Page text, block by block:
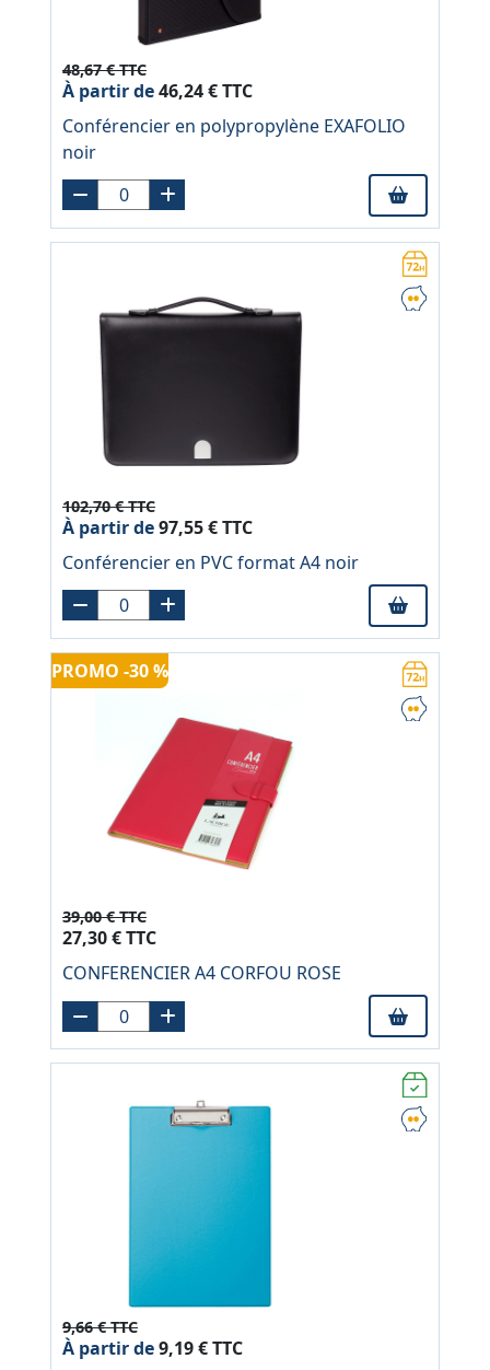
48,67 € TTC
À partir de46,24 € TTC
Conférencier en polypropylène EXAFOLIO
noir
102,70 € TTC
À partir de97,55 € TTC
Conférencier en PVC format A4 noir
PROMO -30 %
39,00 € TTC
27,30 € TTC
CONFERENCIER A4 CORFOU ROSE
9,66 € TTC
À partir de9,19 € TTC